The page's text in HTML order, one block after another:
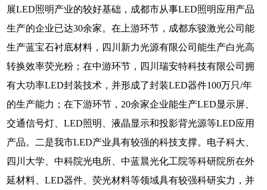
展LED照明产业的较好基础，成都市从事LED照明应用产品
生产的企业已达30余家。在上游环节，成都东骏激光公司能
生产蓝宝石衬底材料，四川新力光源有限公司能生产白光高
转换效率荧光粉；在中游环节，四川瑞安特科技有限公司拥
有大功率LED封装技术，并形成了封装LED器件100万只/年
的生产能力；在下游环节，20余家企业能生产LED显示屏、
交通信号灯、LED照明、液晶显示和投影背光源等LED应用
产品。二是我市LED产业具有较强的科技支撑。电子科大、
四川大学、中科院光电所、中蓝晨光化工院等科研院所在外
延材料、LED器件、荧光材料等领域具有较强科研实力，并